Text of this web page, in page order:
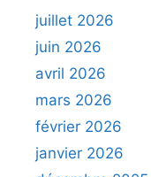
juillet 2026
juin 2026
avril 2026
mars 2026
février 2026
janvier 2026